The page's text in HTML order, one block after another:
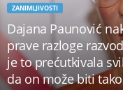
ZANIMLJIVOSTI
Dajana Paunović
prave razloge
je to prećutkivala
da on može biti